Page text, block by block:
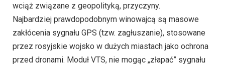
wciąż związane z geopolityką, przyczyny.
Najbardziej prawdopodobnym winowajcą są masowe
zakłócenia sygnału GPS (tzw. zagłuszanie), stosowane
przez rosyjskie wojsko w dużych miastach jako ochrona
przed dronami. Moduł VTS, nie mogąc „złapać” sygnału